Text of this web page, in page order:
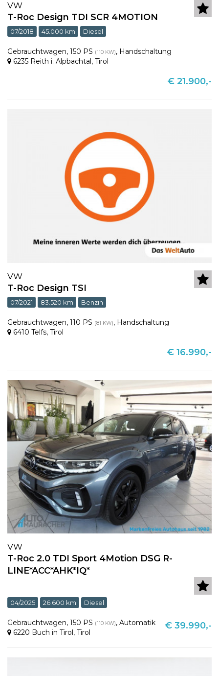
VW
T-Roc Design TDI SCR 4MOTION
07/2018 45.000 km Diesel
Gebrauchtwagen, 150 PS (110 KW), Handschaltung
6235 Reith i. Alpbachtal , Tirol
€ 21.900,-
VW
T-Roc Design TSI
07/2021 83.520 km Benzin
Gebrauchtwagen, 110 PS (81 KW), Handschaltung
6410 Telfs, Tirol
€ 16.990,-
VW
T-Roc 2.0 TDI Sport 4Motion DSG R-
LINE*ACC*AHK*IQ*
04/2025 26.600 km Diesel
Gebrauchtwagen, 150 PS (110 KW), Automatik
6220 Buch in Tirol , Tirol
€ 39.990,-